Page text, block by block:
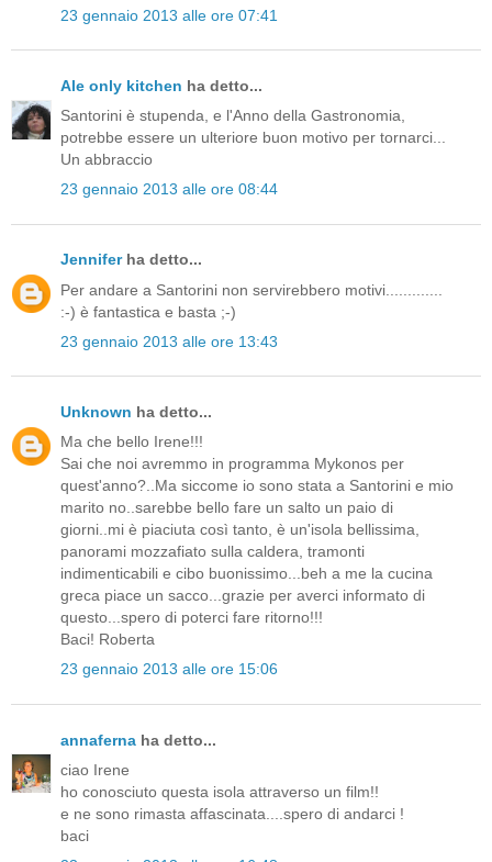
23 gennaio 2013 alle ore 07:41
Ale only kitchen ha detto...
Santorini è stupenda, e l'Anno della Gastronomia,
potrebbe essere un ulteriore buon motivo per tornarci...
Un abbraccio
23 gennaio 2013 alle ore 08:44
Jenniferha detto...
Per andare a Santorini non servirebbero motivi.............
:-) è fantastica e basta ;-)
23 gennaio 2013 alle ore 13:43
Unknown ha detto...
Ma che bello Irene!!!
Sai che noi avremmo in programma Mykonos per
quest'anno?..Ma siccome io sono stata a Santorini e mio
marito no..sarebbe bello fare un salto un paio di
giorni..mi è piaciuta così tanto, è un'isola bellissima,
panorami mozzafiato sulla caldera, tramonti
indimenticabili e cibo buonissimo...beh a me la cucina
greca piace un sacco...grazie per averci informato di
questo...spero di poterci fare ritorno!!!
Baci! Roberta
23 gennaio 2013 alle ore 15:06
annaferna ha detto...
ciao Irene
ho conosciuto questa isola attraverso un film!!
e ne sono rimasta affascinata....spero di andarci !
baci